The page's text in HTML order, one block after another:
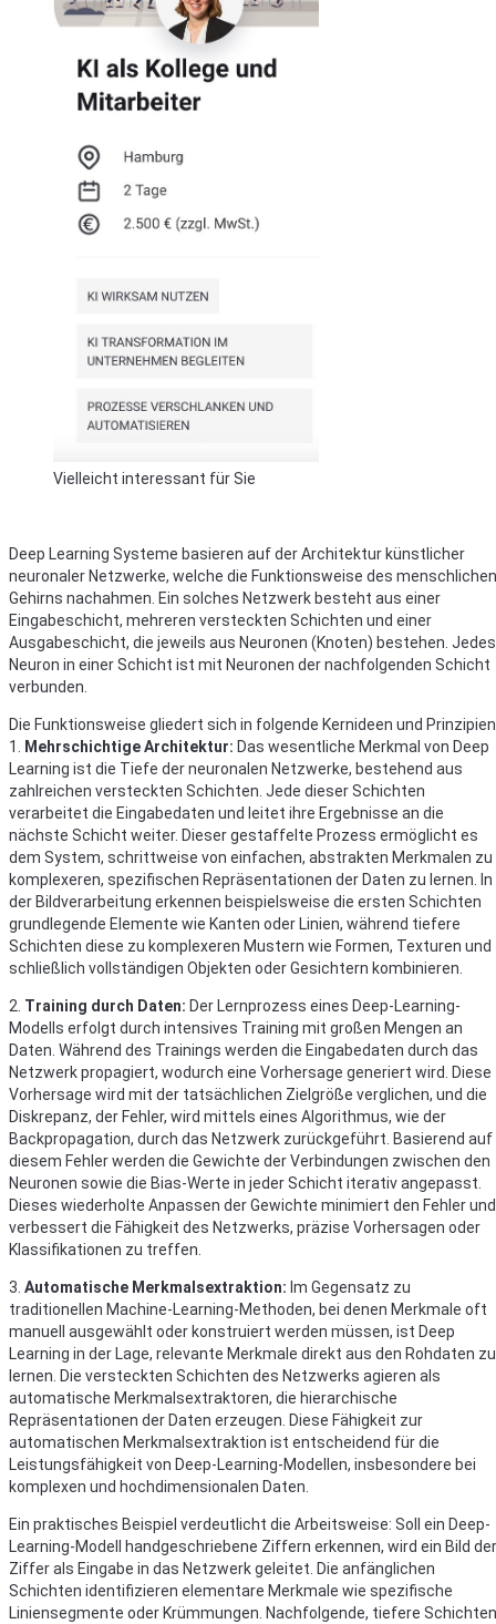
Vielleicht interessant für Sie
Deep Learning Systeme basieren auf der Architektur künstlicher
neuronaler Netzwerke, welche die Funktionsweise des menschlichen
Gehirns nachahmen. Ein solches Netzwerk besteht aus einer
Eingabeschicht, mehreren versteckten Schichten und einer
Ausgabeschicht, die jeweils aus Neuronen (Knoten) bestehen. Jedes
Neuron in einer Schicht ist mit Neuronen der nachfolgenden Schicht
verbunden.
Die Funktionsweise gliedert sich in folgende Kernideen und
1.
Mehrschichtige Architektur: Das wesentliche Merkmal von Deep
Learning ist die Tiefe der neuronalen Netzwerke, bestehend aus
zahlreichen versteckten Schichten. Jede dieser Schichten
verarbeitet die Eingabedaten und leitet ihre Ergebnisse an die
nächste Schicht weiter. Dieser gestaffelte Prozess ermöglicht es
dem System, schrittweise von einfachen, abstrakten Merkmalen zu
komplexeren, spezifischen Repräsentationen der Daten zu lernen. In
der Bildverarbeitung erkennen beispielsweise die ersten Schichten
grundlegende Elemente wie Kanten oder Linien, während tiefere
Schichten diese zu komplexeren Mustern wie Formen, Texturen und
schließlich vollständigen Objekten oder Gesichtern kombinieren.
2. Training durch Daten: Der Lernprozess eines Deep-Learning-
Modells erfolgt durch intensives Training mit großen Mengen an
Daten. Während des Trainings werden die Eingabedaten durch das
Netzwerk propagiert, wodurch eine Vorhersage generiert wird. Diese
Vorhersage wird mit der tatsächlichen Zielgröße verglichen, und die
Diskrepanz, der Fehler, wird mittels eines Algorithmus, wie der
Backpropagation, durch das Netzwerk zurückgeführt. Basierend auf
diesem Fehler werden die Gewichte der Verbindungen zwischen den
Neuronen sowie die Bias-Werte in jeder Schicht iterativ angepasst.
Dieses wiederholte Anpassen der Gewichte minimiert den Fehler und
verbessert die Fähigkeit des Netzwerks, präzise Vorhersagen oder
Klassifikationen zu treffen.
3. Automatische Merkmalsextraktion: Im Gegensatz zu
traditionellen Machine-Learning-Methoden, bei denen Merkmale oft
manuell ausgewählt oder konstruiert werden müssen, ist Deep
Learning in der Lage, relevante Merkmale direkt aus den Rohdaten zu
lernen. Die versteckten Schichten des Netzwerks agieren als
automatische Merkmalsextraktoren, die hierarchische
Repräsentationen der Daten erzeugen. Diese Fähigkeit zur
automatischen Merkmalsextraktion ist entscheidend für die
Leistungsfähigkeit von Deep-Learning-Modellen, insbesondere bei
komplexen und hochdimensionalen Daten.
Ein praktisches Beispiel verdeutlicht die Arbeitsweise: Soll ein Deep-
Learning-Modell handgeschriebene Ziffern erkennen, wird ein Bild der
Ziffer als Eingabe in das Netzwerk geleitet. Die anfänglichen
Schichten identifizieren elementare Merkmale wie spezifische
Liniensegmente oder Krümmungen. Nachfolgende, tiefere Schichten